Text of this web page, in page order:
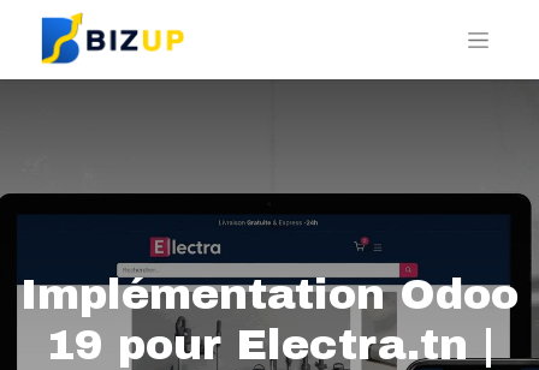
Implémentation Odoo
19 pour Electra.tn |